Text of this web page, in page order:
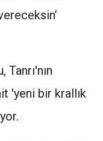
'yeni bir krallık